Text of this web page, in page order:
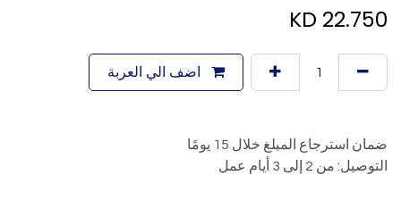
KD 22.750
اضف الي العربة
ضمان استرجاع المبلغ خلال 15 يومًا
التوصيل: من 2 إلى 3 أيام عمل